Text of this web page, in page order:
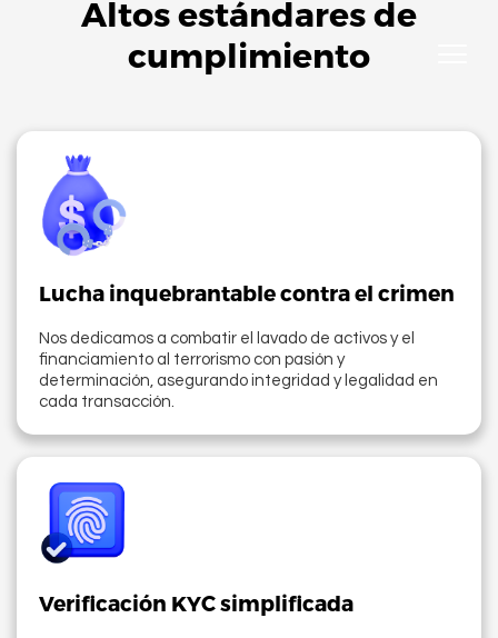
Altos estándares de
cumplimiento
Lucha inquebrantable contra el crimen
Nos dedicamos a combatir el lavado de activos y el
financiamiento al terrorismo con pasión y
determinación, asegurando integridad y legalidad en
cada transacción.
Verificación KYC simplificada